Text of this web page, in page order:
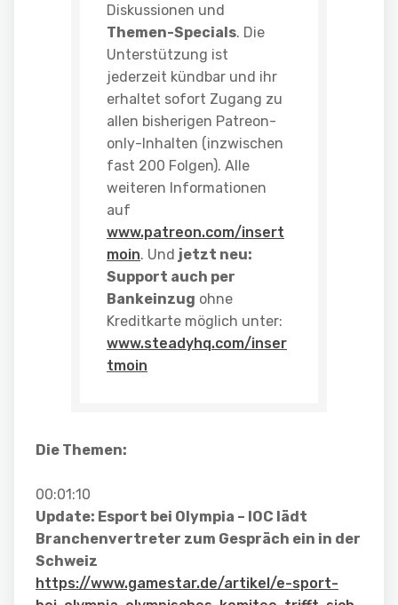
Diskussionen und
Themen-Specials. Die
Unterstützung ist
jederzeit kündbar und ihr
erhaltet sofort Zugang zu
allen bisherigen Patreon-
only-Inhalten (inzwischen
fast 200 Folgen). Alle
weiteren Informationen
auf
www.patreon.com/insert
moin. Und jetzt neu:
Support auch per
Bankeinzug ohne
Kreditkarte möglich unter:
www.steadyhq.com/inser
tmoin
Die Themen:
00:01:10
Update: Esport bei Olympia – IOC lädt
Branchenvertreter zum Gespräch ein in der
Schweiz
https://www.gamestar.de/artikel/e-sport-